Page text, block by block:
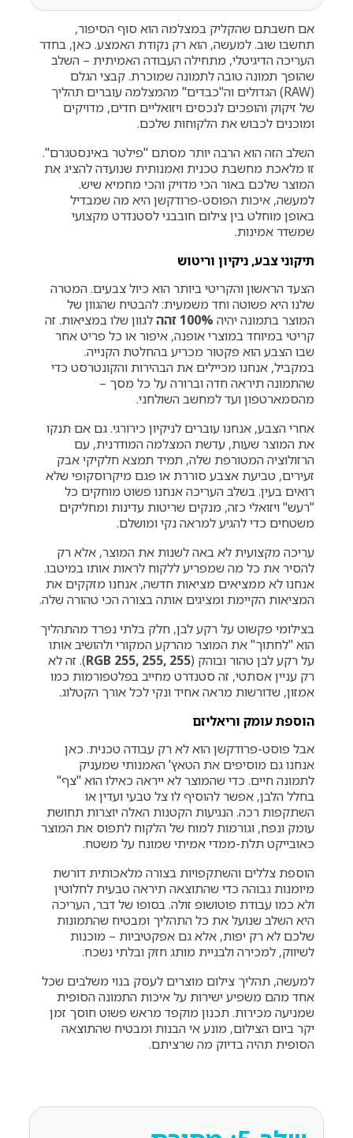
אם חשבתם שהקליק במצלמה הוא סוף הסיפור,
תחשבו שוב. למעשה, הוא רק נקודת האמצע. כאן, בחדר
העריכה הדיגיטלי, מתחילה העבודה האמיתית – השלב
שהופך תמונה טובה לתמונה שמוכרת. קבצי הגלם
(RAW) הגדולים וה"כבדים" מהמצלמה עוברים תהליך
של זיקוק והופכים לנכסים ויזואליים חדים, מדויקים
ומוכנים לכבוש את הלקוחות שלכם.
השלב הזה הוא הרבה יותר מסתם "פילטר באינסטגרם".
זו מלאכת מחשבת טכנית ואמנותית שנועדה להציג את
המוצר שלכם באור הכי מדויק והכי מחמיא שיש.
למעשה, איכות הפוסט-פרודקשן היא מה שמבדיל
באופן מוחלט בין צילום חובבני לסטנדרט מקצועי
שמשדר אמינות.
תיקוני צבע, ניקיון וריטוש
הצעד הראשון והקריטי ביותר הוא כיול צבעים. המטרה
שלנו היא פשוטה וחד משמעית: להבטיח שהגוון של
המוצר בתמונה יהיה 100% זהה
לגוון שלו במציאות. זה
קריטי במיוחד במוצרי אופנה, איפור או כל פריט אחר
שבו הצבע הוא פקטור מכריע בהחלטת הקנייה.
במקביל, אנחנו מכיילים את הבהירות והקונטרסט כדי
שהתמונה תיראה חדה וברורה על כל מסך –
מהסמארטפון ועד למחשב השולחני.
אחרי הצבע, אנחנו עוברים לניקיון כירורגי. גם אם תנקו
את המוצר שעות, עדשת המצלמה המודרנית, עם
הרזולוציה המטורפת שלה, תמיד תמצא חלקיקי אבק
זעירים, טביעת אצבע סוררת או פגם מיקרוסקופי שלא
רואים בעין. בשלב העריכה אנחנו פשוט מוחקים כל
"רעש" ויזואלי כזה, מנקים שריטות עדינות ומחליקים
משטחים כדי להגיע למראה נקי ומושלם.
עריכה מקצועית לא באה לשנות את המוצר, אלא רק
להסיר את כל מה שמפריע ללקוח לראות אותו במיטבו.
אנחנו לא ממציאים מציאות חדשה, אנחנו מזקקים את
המציאות הקיימת ומציגים אותה בצורה הכי טהורה שלה.
בצילומי פקשוט על רקע לבן, חלק בלתי נפרד מהתהליך
הוא "לחתוך" את המוצר מהרקע המקורי ולהושיב אותו
על רקע לבן טהור ובוהק (RGB 255, 255, 255). זה לא
רק עניין אסתטי, זה סטנדרט מחייב בפלטפורמות כמו
אמזון, שדורשות מראה אחיד ונקי לכל אורך הקטלוג.
הוספת עומק וריאליזם
אבל פוסט-פרודקשן הוא לא רק עבודה טכנית. כאן
אנחנו גם מוסיפים את הטאץ' האמנותי שמעניק
לתמונה חיים. כדי שהמוצר לא ייראה כאילו הוא "צף"
בחלל הלבן, אפשר להוסיף לו צל טבעי ועדין או
השתקפות רכה. הנגיעות הקטנות האלה יוצרות תחושת
עומק ונפח, וגורמות למוח של הלקוח לתפוס את המוצר
כאובייקט תלת-ממדי אמיתי שמונח על משטח.
הוספת צללים והשתקפויות בצורה מלאכותית דורשת
מיומנות גבוהה כדי שהתוצאה תיראה טבעית לחלוטין
ולא כמו עבודת פוטושופ זולה. בסופו של דבר, העריכה
היא השלב שנועל את כל התהליך ומבטיח שהתמונות
שלכם לא רק יפות, אלא גם אפקטיביות – מוכנות
לשיווק, למכירה ולבניית מותג חזק ובלתי נשכח.
למעשה, תהליך צילום מוצרים לעסק בנוי משלבים שכל
אחד מהם משפיע ישירות על איכות התמונה הסופית
שמניעה מכירות. תכנון מוקפד מראש פשוט חוסך זמן
יקר ביום הצילום, מונע אי הבנות ומבטיח שהתוצאה
הסופית תהיה בדיוק מה שרציתם.